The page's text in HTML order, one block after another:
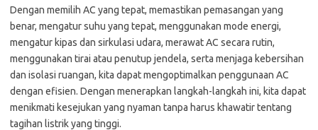
Dengan memilih AC yang tepat, memastikan pemasangan yang
benar, mengatur suhu yang tepat, menggunakan mode energi,
mengatur kipas dan sirkulasi udara, merawat AC secara rutin,
menggunakan tirai atau penutup jendela, serta menjaga kebersihan
dan isolasi ruangan, kita dapat mengoptimalkan penggunaan AC
dengan efisien. Dengan menerapkan langkah-langkah ini, kita dapat
menikmati kesejukan yang nyaman tanpa harus khawatir tentang
tagihan listrik yang tinggi.